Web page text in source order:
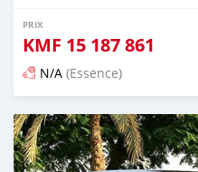
PRIX
KMF 15 187 861
N/A (Essence)
Publié il y a presque 6 ans